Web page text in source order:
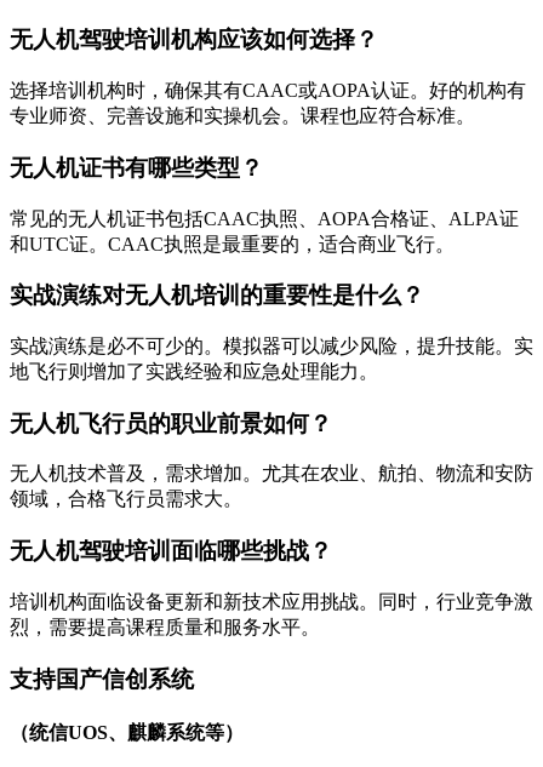
无人机驾驶培训机构应该如何选择？
选择培训机构时，确保其有CAAC或AOPA认证。好的机构有
专业师资、完善设施和实操机会。课程也应符合标准。
无人机证书有哪些类型？
常见的无人机证书包括CAAC执照、AOPA合格证、ALPA证
和UTC证。CAAC执照是最重要的，适合商业飞行。
实战演练对无人机培训的重要性是什么？
实战演练是必不可少的。模拟器可以减少风险，提升技能。实
地飞行则增加了实践经验和应急处理能力。
无人机飞行员的职业前景如何？
无人机技术普及，需求增加。尤其在农业、航拍、物流和安防
领域，合格飞行员需求大。
无人机驾驶培训面临哪些挑战？
培训机构面临设备更新和新技术应用挑战。同时，行业竞争激
烈，需要提高课程质量和服务水平。
支持国产信创系统
（统信UOS、麒麟系统等）